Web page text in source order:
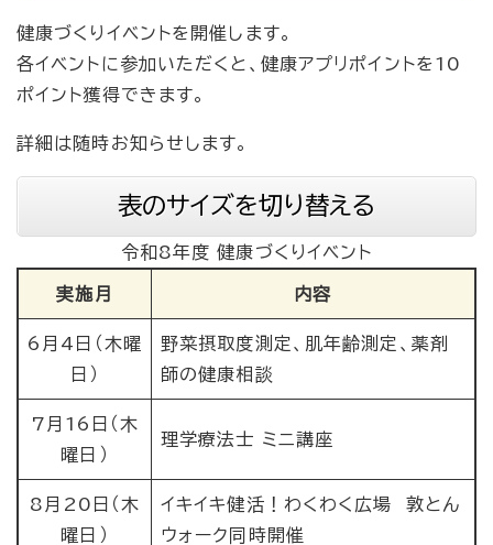
健康づくりイベントを開催します。
各イベントに参加いただくと、健康アプリポイントを10
ポイント獲得できます。
詳細は随時お知らせします。
表のサイズを切り替える
令和8年度 健康づくりイベント
実施月 内容
6月4日（木曜
日）
野菜摂取度測定、肌年齢測定、薬剤
師の健康相談
7月16日（木
曜日）
理学療法士 ミニ講座
8月20日（木
曜日）
イキイキ健活！わくわく広場 敦とん
ウォーク同時開催